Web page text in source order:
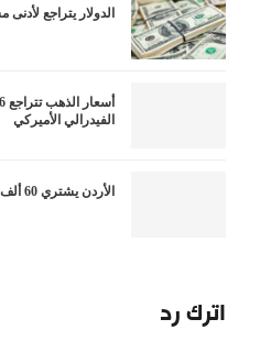
الدولار يتراجع لأدنى
الفيدرالي الأميركي
الأردن يشتري 60 ألف طن من القمح في مناقصة
اترك رد